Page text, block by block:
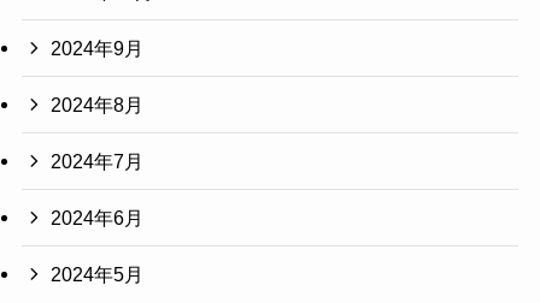
2024年9月
2024年8月
2024年7月
2024年6月
2024年5月